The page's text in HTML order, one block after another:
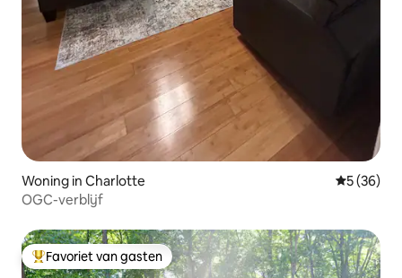
Woning in Charlotte
5 (36)
OGC-verblijf
Topfavoriet van gasten
Favoriet van gasten